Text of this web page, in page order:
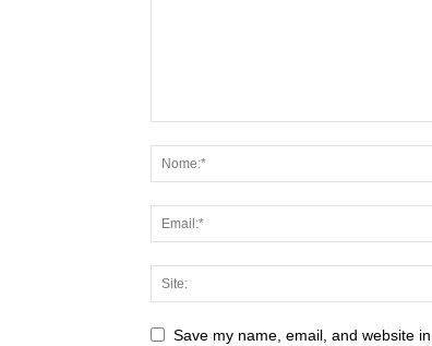
Save my name, email, and website